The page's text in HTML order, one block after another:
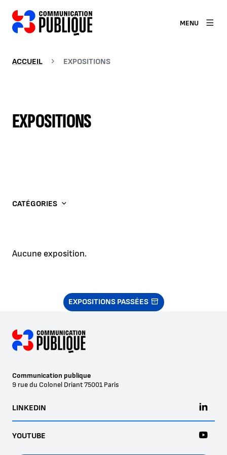
MENU
ACCUEIL EXPOSITIONS
EXPOSITIONS
CATÉGORIES
Aucune exposition.
EXPOSITIONS PASSÉES
Communication publique
9 rue du Colonel Driant75001 Paris
LINKEDIN
YOUTUBE